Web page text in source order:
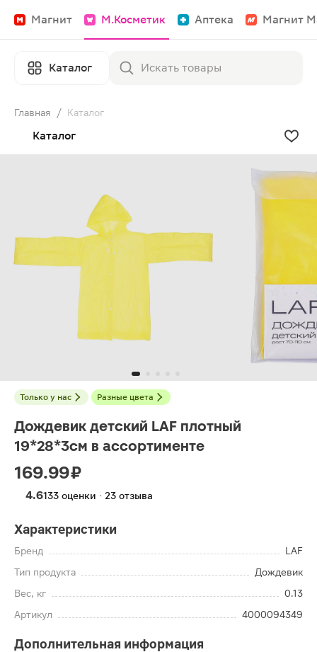
Магнит М.Косметик Аптека Магнит
Каталог
Главная / Каталог
Каталог
Только у нас Разные цвета
Дождевик детский LAF плотный
19*28*3см в ассортименте
169.99 ₽
4.6133 оценки · 23 отзыва
Характеристики
Бренд
LAF
Тип продукта
Дождевик
Вес, кг
0.13
Артикул
4000094349
Дополнительная информация